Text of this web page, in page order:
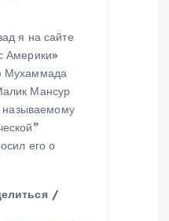
я на сайте
Америки»
Мухаммада
Мансур
называемому
его о
/